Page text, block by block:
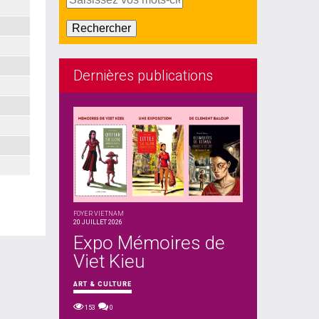
Dernières publications
FOYER VIETNAM
20 JUILLET 2026
Expo Mémoires de
Viet Kieu
ART & CULTURE
153 0